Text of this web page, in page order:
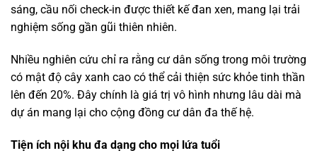
sáng, cầu nối check-in được thiết kế đan xen, mang lại trải
nghiệm sống gần gũi thiên nhiên.
Nhiều nghiên cứu chỉ ra rằng cư dân sống trong môi trường
có mật độ cây xanh cao có thể cải thiện sức khỏe tinh thần
lên đến 20%. Đây chính là giá trị vô hình nhưng lâu dài mà
dự án mang lại cho cộng đồng cư dân đa thế hệ.
Tiện ích nội khu đa dạng cho mọi lứa tuổi